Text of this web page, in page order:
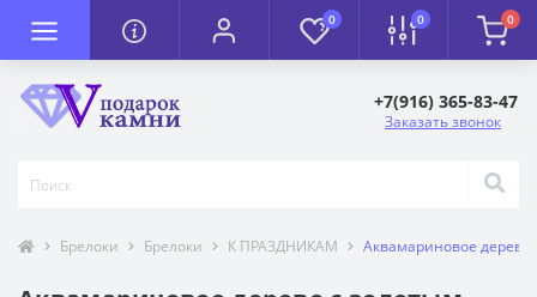
0 0 0
+7(916) 365-83-47
Заказать звонок
Брелоки Брелоки К ПРАЗДНИКАМ Аквамариновое дерево